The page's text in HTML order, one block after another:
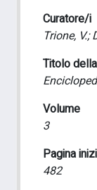
Curatore/i
Trione, V.;
Titolo
Volume
3
Pagina
482